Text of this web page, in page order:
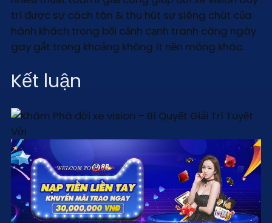
trì được sự cách tân & thu hút sự siêng chút của
hành khách trong bối cảnh cạnh tranh càng ngày
gay gắt trong khoảng không ít nền móng khác.
Kết luận